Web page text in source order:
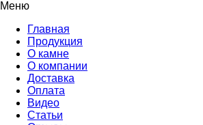
Меню
Главная
Продукция
О камне
О компании
Доставка
Оплата
Видео
Статьи